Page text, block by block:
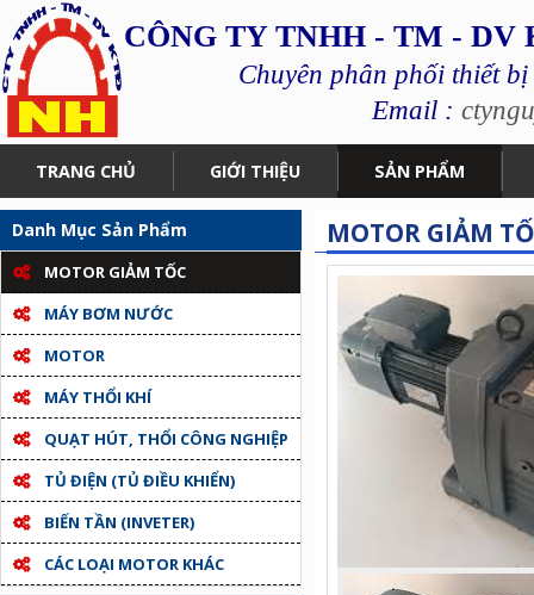
CÔNG TY TNHH - TM -
Chuyên phân phối thiết
Email :
TRANG CHỦ GIỚI THIỆU SẢN PHẨM
Danh Mục Sản Phẩm
MOTOR GIẢM TỐC
MÁY BƠM NƯỚC
MOTOR
MÁY THỔI KHÍ
QUẠT HÚT, THỔI CÔNG NGHIỆP
TỦ ĐIỆN (TỦ ĐIỀU KHIỂN)
BIẾN TẦN (INVETER)
CÁC LOẠI MOTOR KHÁC
MOTOR GIẢM